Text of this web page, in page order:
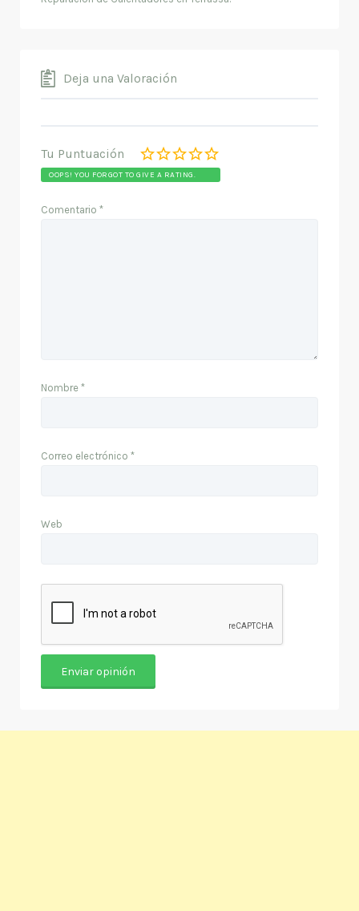
Deja una Valoración
Tu Puntuación
OOPS! YOU FORGOT TO GIVE A RATING.
Comentario *
Nombre *
Correo electrónico *
Web